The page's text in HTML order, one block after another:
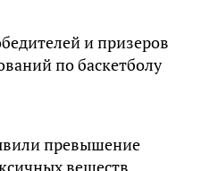
и призеров
по баскетболу
превышение